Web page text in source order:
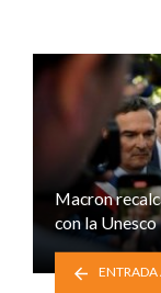
Macron
con la Unesco
ENTRADA